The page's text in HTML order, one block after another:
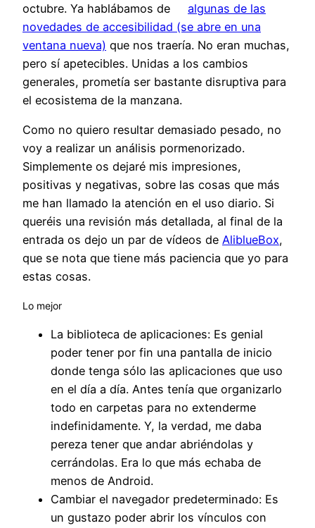
octubre. Ya hablábamos de
algunas de las
novedades de accesibilidad (se abre en una
ventana nueva) que nos traería. No eran muchas,
pero sí apetecibles. Unidas a los cambios
generales, prometía ser bastante disruptiva para
el ecosistema de la manzana.
Como no quiero resultar demasiado pesado, no
voy a realizar un análisis pormenorizado.
Simplemente os dejaré mis impresiones,
positivas y negativas, sobre las cosas que más
me han llamado la atención en el uso diario. Si
queréis una revisión más detallada, al final de la
entrada os dejo un par de vídeos de AliblueBox,
que se nota que tiene más paciencia que yo para
estas cosas.
Lo mejor
La biblioteca de aplicaciones: Es genial
poder tener por fin una pantalla de inicio
donde tenga sólo las aplicaciones que uso
en el día a día. Antes tenía que organizarlo
todo en carpetas para no extenderme
indefinidamente. Y, la verdad, me daba
pereza tener que andar abriéndolas y
cerrándolas. Era lo que más echaba de
menos de Android.
Cambiar el navegador predeterminado: Es
un gustazo poder abrir los vínculos con